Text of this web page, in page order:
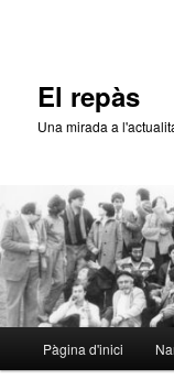
El repàs
Una mirada a
principal
Pàgina d'inici